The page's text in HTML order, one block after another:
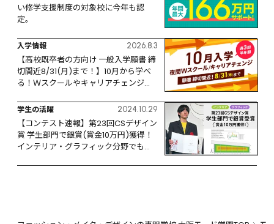
い修学支援制度の対象校に今年も認
定。
入学情報 2026.8.3
【高校既卒者の方向け 一般入学願書 締
切間近8/31(月)まで！】10月から学べ
る！Ｗスクールやキャリアチェンジな
学生の活躍 2024.10.29
【コンテスト速報】第23回CSデザイン
賞 学生部門で銀賞(賞金10万円)獲得！
インテリア・グラフィック分野でも活